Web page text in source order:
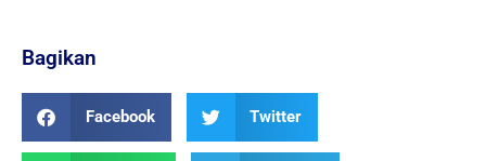
Bagikan
Facebook Twitter